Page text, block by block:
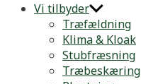
Vi tilbyder
Træfældning
Klima & Kloak
Stubfræsning
Træbeskæring